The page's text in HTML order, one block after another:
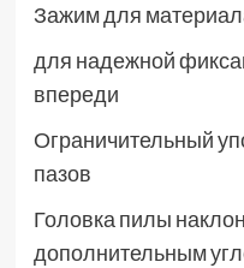
Зажим для
для надежной
впереди
Ограничительный
пазов
Головка пилы
дополнительным